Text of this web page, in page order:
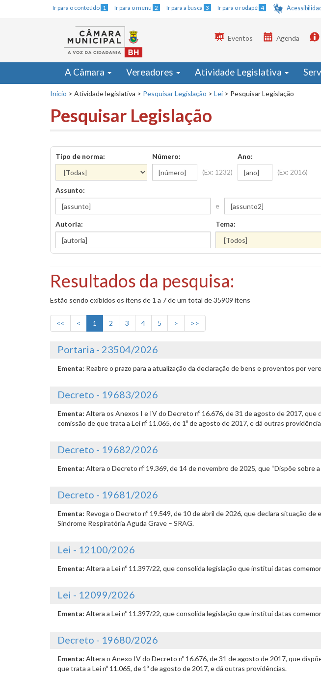
Ir para o conteúdo 1 Ir para o menu 2 Ir para a busca 3 Ir para o rodapé 4
Eventos Agenda
A Câmara Vereadores Atividade Legislativa
Início > Atividade legislativa > Pesquisar Legislação > Lei > Pesquisar Legislação
Pesquisar Legislação
Tipo de norma:
Número:
(Ex: 1232)
Ano:
(Ex: 2016)
Assunto:
e
Autoria: Tema:
Resultados da pesquisa:
Estão sendo exibidos os itens de 1 a 7 de um total de 35909 itens
<< < 1 2 3 4 5 > >>
Portaria - 23504/2026
Ementa: Reabre o prazo para a atualização da declaração de bens e proventos por
Decreto - 19683/2026
Ementa: Altera os Anexos I e IV do Decreto nº 16.676, de 31 de agosto de 2017,
comissão de que trata a Lei nº 11.065, de 1º de agosto de 2017, e dá outras
Decreto - 19682/2026
Ementa: Altera o Decreto nº 19.369, de 14 de novembro de 2025, que “Dispõe sobre
Decreto - 19681/2026
Ementa: Revoga o Decreto nº 19.549, de 10 de abril de 2026, que declara situação
Síndrome Respiratória Aguda Grave – SRAG.
Lei - 12100/2026
Ementa: Altera a Lei nº 11.397/22, que consolida legislação que institui datas
Lei - 12099/2026
Ementa: Altera a Lei nº 11.397/22, que consolida legislação que institui datas
Decreto - 19680/2026
Ementa: Altera o Anexo IV do Decreto nº 16.676, de 31 de agosto de 2017, que
que trata a Lei nº 11.065, de 1º de agosto de 2017, e dá outras providências.